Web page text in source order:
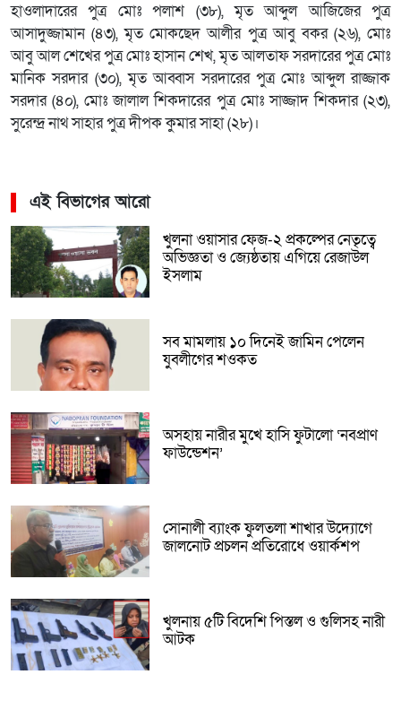
হাওলাদারের পুত্র মোঃ পলাশ (৩৮), মৃত আব্দুল আজিজের পুত্র
আসাদুজ্জামান (৪৩), মৃত মোকছেদ আলীর পুত্র আবু বকর (২৬), মোঃ
আবু আল শেখের পুত্র মোঃ হাসান শেখ, মৃত আলতাফ সরদারের পুত্র মোঃ
মানিক সরদার (৩০), মৃত আব্বাস সরদারের পুত্র মোঃ আব্দুল রাজ্জাক
সরদার (৪০), মোঃ জালাল শিকদারের পুত্র মোঃ সাজ্জাদ শিকদার (২৩),
সুরেন্দ্র নাথ সাহার পুত্র দীপক কুমার সাহা (২৮)।
এই বিভাগের আরো
খুলনা ওয়াসার ফেজ-২ প্রকল্পের নেতৃত্বে
অভিজ্ঞতা ও জ্যেষ্ঠতায় এগিয়ে রেজাউল
ইসলাম
সব মামলায় ১০ দিনেই জামিন পেলেন
যুবলীগের শওকত
অসহায় নারীর মুখে হাসি ফুটালো ‘নবপ্রাণ
ফাউন্ডেশন’
সোনালী ব্যাংক ফুলতলা শাখার উদ্যোগে
জালনোট প্রচলন প্রতিরোধে ওয়ার্কশপ
খুলনায় ৫টি বিদেশি পিস্তল ও গুলিসহ নারী
আটক